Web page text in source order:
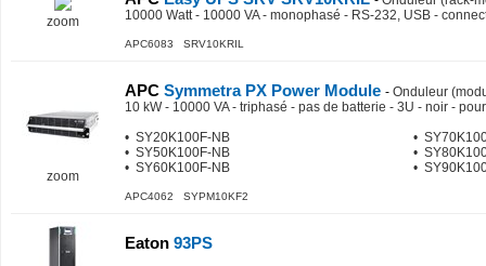
zoom
10000 Watt - 10000 VA - monophasé - RS-232, USB -
APC6083 SRV10KRIL
zoom
APC Symmetra PX Power Module - Onduleur
10 kW - 10000 VA - triphasé - pas de batterie - 3U - noir -
• SY20K100F-NB
• SY50K100F-NB
• SY60K100F-NB
•
•
•
APC4062 SYPM10KF2
Eaton 93PS